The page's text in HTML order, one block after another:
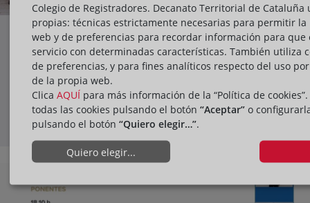
Avances en la organización del V
Congreso de Derecho Inmobiliario
ACTIVIDADES
Colegio de Registradores. Decanato Territorial de Cataluña
propias: técnicas estrictamente necesarias para permitir la
web y de preferencias para recordar información para que
servicio con determinadas características. También utiliza
de preferencias, y para fines analíticos respecto del uso
de la propia web.
Clica AQUÍ para más información de la “Política de
todas las cookies pulsando el botón “Aceptar” o
pulsando el botón “Quiero elegir…”.
Quiero elegir...